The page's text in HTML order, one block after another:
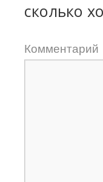
сколько
Комментарий